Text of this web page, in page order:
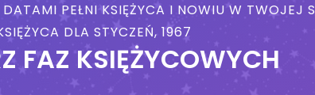
PEŁNI KSIĘŻYCA I NOWIU W TWOJEJ
DLA STYCZEŃ, 1967
FAZ KSIĘŻYCOWYCH